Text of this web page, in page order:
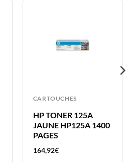
CARTOUCHES
HP TONER 125A
JAUNE HP125A 1400
PAGES
164,92€